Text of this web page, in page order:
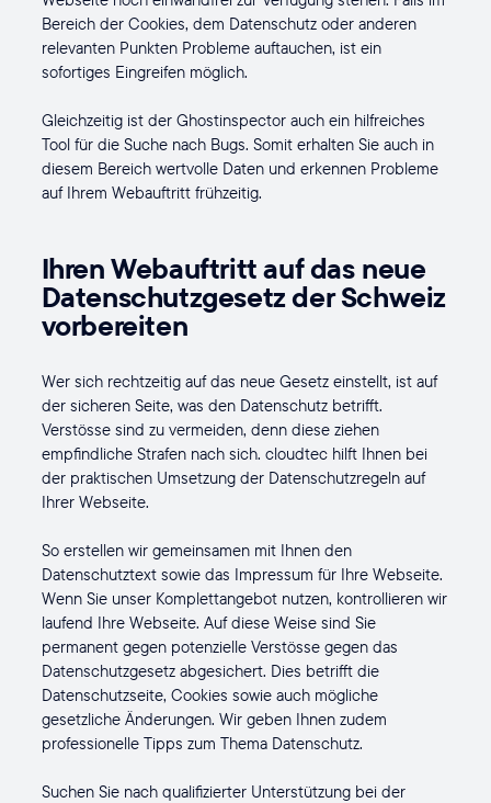
Bereich der Cookies, dem Datenschutz oder anderen
relevanten Punkten Probleme auftauchen, ist ein
sofortiges Eingreifen möglich.
Gleichzeitig ist der Ghostinspector auch ein hilfreiches
Tool für die Suche nach Bugs. Somit erhalten Sie auch in
diesem Bereich wertvolle Daten und erkennen Probleme
auf Ihrem Webauftritt frühzeitig.
Ihren Webauftritt auf das neue
Datenschutzgesetz der Schweiz
vorbereiten
Wer sich rechtzeitig auf das neue Gesetz einstellt, ist auf
der sicheren Seite, was den Datenschutz betrifft.
Verstösse sind zu vermeiden, denn diese ziehen
empfindliche Strafen nach sich. cloudtec hilft Ihnen bei
der praktischen Umsetzung der Datenschutzregeln auf
Ihrer Webseite.
So erstellen wir gemeinsamen mit Ihnen den
Datenschutztext sowie das Impressum für Ihre Webseite.
Wenn Sie unser Komplettangebot nutzen, kontrollieren wir
laufend Ihre Webseite. Auf diese Weise sind Sie
permanent gegen potenzielle Verstösse gegen das
Datenschutzgesetz abgesichert. Dies betrifft die
Datenschutzseite, Cookies sowie auch mögliche
gesetzliche Änderungen. Wir geben Ihnen zudem
professionelle Tipps zum Thema Datenschutz.
Suchen Sie nach qualifizierter Unterstützung bei der